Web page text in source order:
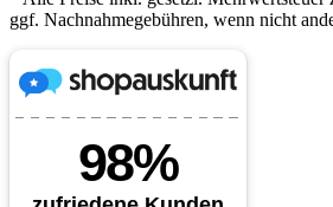
ggf. Nachnahmegebühren, wenn nicht